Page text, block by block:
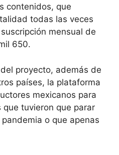
contenidos, que
todas las veces
mensual de
650.
proyecto, además de
países, la plataforma
mexicanos para
tuvieron que parar
o que apenas